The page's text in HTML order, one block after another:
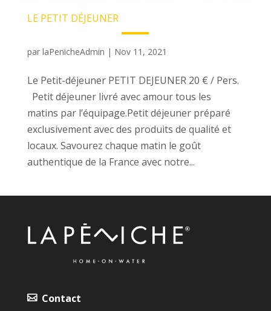
LE PETIT DÉJEUNER
par laPenicheAdmin | Nov 11, 2021
Le Petit-déjeuner PETIT DEJEUNER 20 € / Pers.
Petit déjeuner livré avec amour tous les
matins par l’équipage.Petit déjeuner préparé
exclusivement avec des produits de qualité et
locaux. Savourez chaque matin le goût
authentique de la France avec notre...
Contact